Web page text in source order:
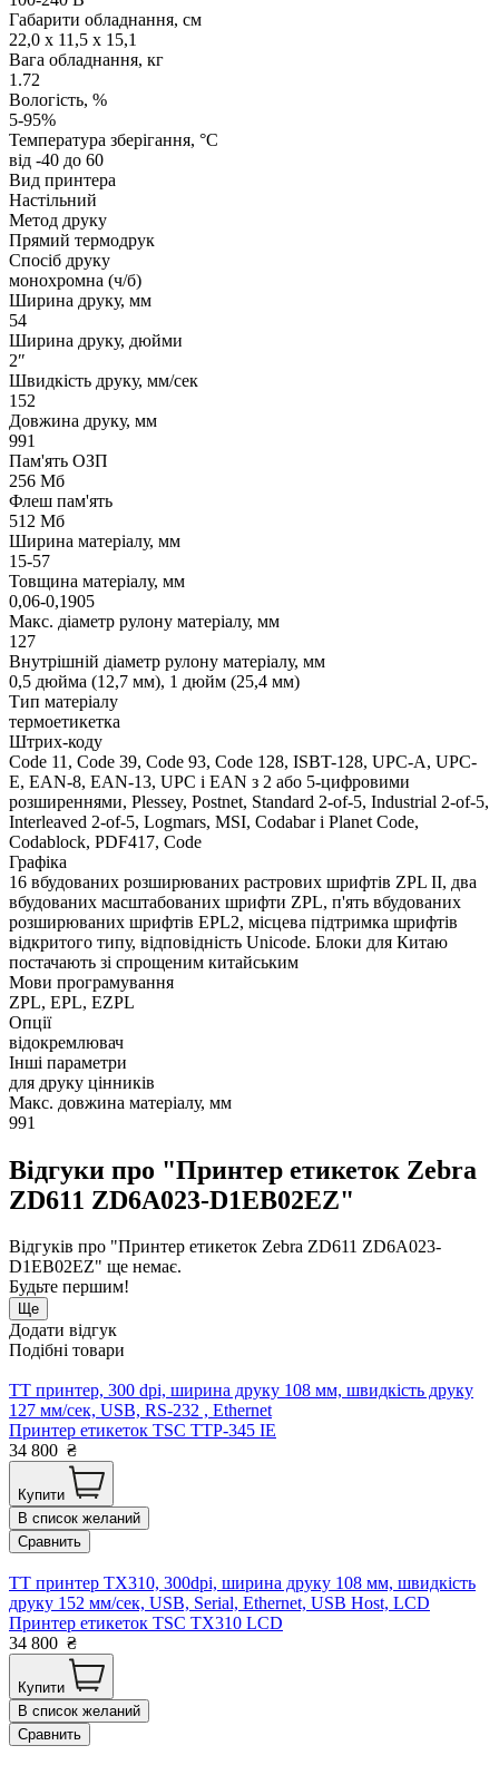
Габарити обладнання, см
22,0 x 11,5 x 15,1
Вага обладнання, кг
1.72
Вологість, %
5-95%
Температура зберігання, °C
від -40 до 60
Вид принтера
Настільний
Метод друку
Прямий термодрук
Спосіб друку
монохромна (ч/б)
Ширина друку, мм
54
Ширина друку, дюйми
2″
Швидкість друку, мм/сек
152
Довжина друку, мм
991
Пам'ять ОЗП
256 Мб
Флеш пам'ять
512 Мб
Ширина матеріалу, мм
15-57
Товщина матеріалу, мм
0,06-0,1905
Макс. діаметр рулону матеріалу, мм
127
Внутрішній діаметр рулону матеріалу, мм
0,5 дюйма (12,7 мм), 1 дюйм (25,4 мм)
Тип матеріалу
термоетикетка
Штрих-коду
Code 11, Code 39, Code 93, Code 128, ISBT-128, UPC-A, UPC-
E, EAN-8, EAN-13, UPC і EAN з 2 або 5-цифровими
розширеннями, Plessey, Postnet, Standard 2-of-5, Industrial 2-of-5,
Interleaved 2-of-5, Logmars, MSI, Codabar і Planet Code,
Codablock, PDF417, Code
Графіка
16 вбудованих розширюваних растрових шрифтів ZPL II, два
вбудованих масштабованих шрифти ZPL, п'ять вбудованих
розширюваних шрифтів EPL2, місцева підтримка шрифтів
відкритого типу, відповідність Unicode. Блоки для Китаю
постачають зі спрощеним китайським
Мови програмування
ZPL, EPL, EZPL
Опції
відокремлювач
Інші параметри
для друку цінників
Макс. довжина матеріалу, мм
991
Відгуки про "Принтер етикеток Zebra
ZD611 ZD6A023-D1EB02EZ"
Відгуків про "Принтер етикеток Zebra ZD611 ZD6A023-
D1EB02EZ" ще немає.
Будьте першим!
Ще
Додати відгук
Подібні товари
TT принтер, 300 dpi, ширина друку 108 мм, швидкість друку
127 мм/сек, USB, RS-232 , Ethernet
Принтер етикеток TSC TTP-345 ІЕ
34 800 ₴
Купити
В список желаний
Сравнить
TT принтер TX310, 300dpi, ширина друку 108 мм, швидкість
друку 152 мм/сек, USB, Serial, Ethernet, USB Host, LCD
Принтер етикеток TSC TX310 LCD
34 800 ₴
Купити
В список желаний
Сравнить